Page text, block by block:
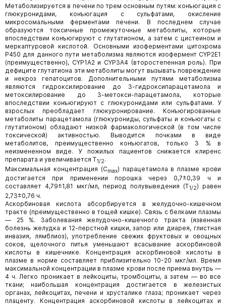
Метаболизируется в печени по трем основным путям: конъюгация с
глюкуронидами, конъюгация с сульфатами, окисление
микросомальными ферментами печени. В последнем случае
образуются токсичные промежуточные метаболиты, которые
впоследствии конъюгируют с глутатионом, а затем с цистеином и
меркаптуровой кислотой. Основными изоферментами цитохрома
Р450 для данного пути метаболизма являются изофермент CYP2E1
(преимущественно), CYP1A2 и CYP3A4 (второстепенная роль). При
дефиците глутатиона эти метаболиты могут вызывать повреждение
и некроз гепатоцитов. Дополнительными путями метаболизма
являются гидроксилирование до 3-гидроксипарацетамола и
метоксилирование до 3-метокси-парацетамола, которые
впоследствии конъюгируют с глюкуронидами или сульфатами. У
взрослых преобладает глюкуронирование. Конъюгированные
метаболиты парацетамола (глюкурониды, сульфаты и конъюгаты с
глутатионом) обладают низкой фармакологической (в том числе
токсической) активностью. Выводится почками в виде
метаболитов, преимущественно конъюгатов, только 3 % в
неизмененном виде. У пожилых пациентов снижается клиренс
препарата и увеличивается T1/2.
Максимальная концентрация (Cmax) парацетамола в плазме крови
достигается при применении порошка через 0,7±0,39 ч и
составляет 4,79±1,81 мкг/мл, период полувыведения (T1/2) равен
2,73±0,76 ч.
Аскорбиновая кислота абсорбируется в желудочно-кишечном
тракте (преимущественно в тощей кишке). Связь с белками плазмы
— 25 %. Заболевания желудочно-кишечного тракта (язвенная
болезнь желудка и 12-перстной кишки, запор или диарея, глистная
инвазия, лямблиоз), употребление свежих фруктовых и овощных
соков, щелочного питья уменьшают всасывание аскорбиновой
кислоты в кишечнике. Концентрация аскорбиновой кислоты в
плазме в норме составляет приблизительно 10-20 мкг/мл. Время
максимальной концентрации в плазме крови после приема внутрь —
4 ч. Легко проникает в лейкоциты, тромбоциты, а затем — во все
ткани; наибольшая концентрация достигается в железистых
органах, лейкоцитах, печени и хрусталике глаза; проникает через
плаценту. Концентрация аскорбиновой кислоты в лейкоцитах и